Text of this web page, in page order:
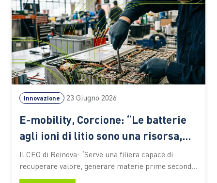
Innovazione 23 Giugno 2026
E-mobility, Corcione: “Le batterie
agli ioni di litio sono una risorsa,
non un rifiuto”
Il CEO di Reinova: “Serve una filiera capace di
recuperare valore, generare materie prime seconde
e preparare il Paese alle sfide della transizione